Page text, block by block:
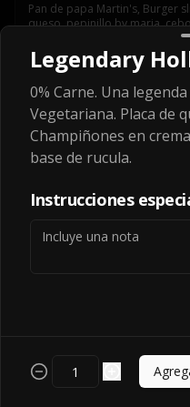
Pan de papa Martin's, Burger
queso, pepinillo by maria,
$7.990
ExpressChesse
cebolla , burger slider + queso,
cebolla , burger slider + queso,
pepinillo by maria, ketchup
Legendary
0% Carne. Una
Vegetariana. Placa de
Champiñones en
base de rucula.
Instrucciones